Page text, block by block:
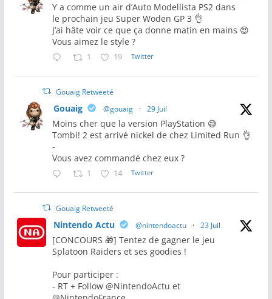
Y a comme un air d’Auto Modellista PS2 dans
le prochain jeu Super Woden GP 3 👌
J’ai hâte voir ce que ça donne matin en mains 😍
Vous aimez le style ?
1 19 Twitter
Gouaig Retweeté
Gouaig @gouaig · 29 Juil
Moins cher que la version PlayStation 😅
Tombi! 2 est arrivé nickel de chez Limited Run 👌
-
Vous avez commandé chez eux ?
1 14 Twitter
Gouaig Retweeté
Nintendo Actu @nintendoactu · 23 Juil
[CONCOURS 🎁] Tentez de gagner le jeu
Splatoon Raiders et ses goodies !
Pour participer :
- RT + Follow @NintendoActu et